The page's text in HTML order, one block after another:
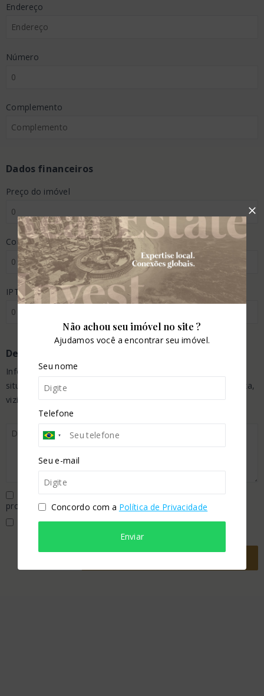
Endereço
Número
Complemento
Dados financeiros
Preço do imóvel
Condomínio (R$/mês)
IPTU (R$/ano)
Descreva seu imóvel
Informe dados para ajudar a valorizar o anúncio, como
situação do imóvel, pontos fortes do bairro em que se localiza,
vizinhança, ventilação, iluminação, etc.
Autorizo a INTERMEDIAÇÃO deste imóvel de minha
propriedade.
Concordo com aPolítica de Privacidade
Não achou seu imóvel no site ?
Ajudamos você a encontrar seu imóvel.
Seu nome
Telefone
Seu e-mail
Concordo com a Política de Privacidade
Enviar